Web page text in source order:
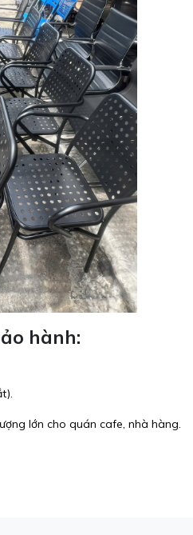
hành:
lớn cho quán cafe, nhà hàng.